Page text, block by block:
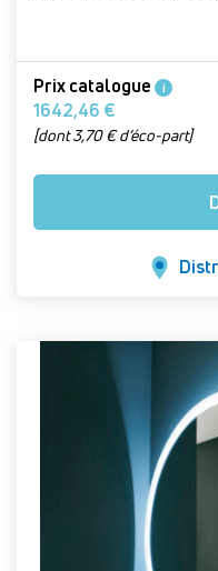
Prix catalogue i
1642,46 €
[dont 3,70 € d’éco-part]